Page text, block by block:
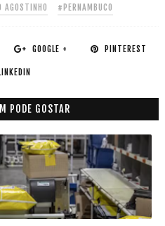
AGOSTINHO #PERNAMBUCO
GOOGLE + PINTEREST
LINKEDIN
PODE GOSTAR